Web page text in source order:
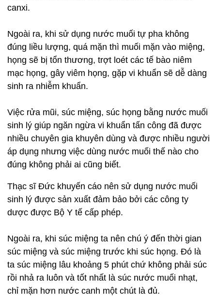
canxi.
Ngoài ra, khi sử dụng nước muối tự pha không
đúng liều lượng, quá mặn thì muối mặn vào miệng,
họng sẽ bị tổn thương, trợt loét các tế bào niêm
mạc họng, gây viêm họng, gặp vi khuẩn sẽ dễ dàng
sinh ra nhiễm khuẩn.
Việc rửa mũi, súc miệng, súc họng bằng nước muối
sinh lý giúp ngăn ngừa vi khuẩn tấn công đã được
nhiều chuyên gia khuyên dùng và được nhiều người
áp dụng nhưng việc dùng nước muối thế nào cho
đúng không phải ai cũng biết.
Thạc sĩ Đức khuyến cáo nên sử dụng nước muối
sinh lý được sản xuất đảm bảo bởi các công ty
dược được Bộ Y tế cấp phép.
Ngoài ra, khi súc miệng ta nên chú ý đến thời gian
súc miệng và súc miệng trước khi súc họng. Đó là
ta súc miệng lâu khoảng 5 phút chứ không phải súc
rồi nhả ra luôn và tốt nhất là súc nước muối nhạt,
chỉ mặn hơn nước canh một chút là đủ.